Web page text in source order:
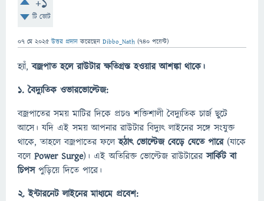
টি ভোট
07 মে 2025 উত্তর প্রদান করেছেন Dibbo_Nath (740 পয়েন্ট)
হ্যাঁ,বজ্রপাত হলে রাউটার ক্ষতিগ্রস্ত হওয়ার আশঙ্কা থাকে।
1.বৈদ্যুতিক ওভারভোল্টেজ:
বজ্রপাতের সময় মাটির দিকে প্রচণ্ড শক্তিশালী বৈদ্যুতিক চার্জ ছুটে
আসে। যদি এই সময় আপনার রাউটার বিদ্যুৎ লাইনের সঙ্গে সংযুক্ত
থাকে, তাহলে বজ্রপাতের ফলেহঠাৎ ভোল্টেজ বেড়ে যেতে পারে(যাকে
বলে Power Surge)। এই অতিরিক্ত ভোল্টেজ রাউটারেরসার্কিট বা
চিপসপুড়িয়ে দিতে পারে।
2.ইন্টারনেট লাইনের মাধ্যমে প্রবেশ: